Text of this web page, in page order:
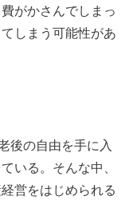
がかさんでしまっ
しまう可能性があ
後の自由を手に入
いる。 そんな中、
営をはじめられる